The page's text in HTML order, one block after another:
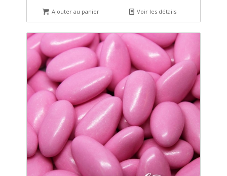
Ajouter au panier Voir les détails